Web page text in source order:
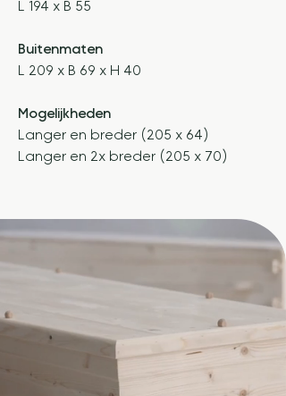
L 194 x B 55
Buitenmaten
L 209 x B 69 x H 40
Mogelijkheden
Langer en breder (205 x 64)
Langer en 2x breder (205 x 70)